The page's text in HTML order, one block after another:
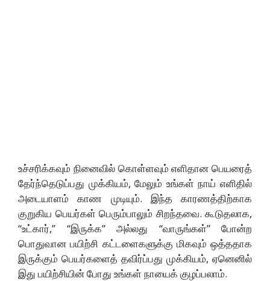
உச்சரிக்கவும் நினைவில் கொள்ளவும் எளிதான பெயரைத்
தேர்ந்தெடுப்பது முக்கியம், மேலும் உங்கள் நாய் எளிதில்
அடையாளம் காண முடியும். இந்த காரணத்திற்காக
குறுகிய பெயர்கள் பெரும்பாலும் சிறந்தவை. கூடுதலாக,
“உட்கார்,” “இருக்க” அல்லது “வாருங்கள்” போன்ற
பொதுவான பயிற்சி கட்டளைகளுக்கு மிகவும் ஒத்ததாக
இருக்கும் பெயர்களைத் தவிர்ப்பது முக்கியம், ஏனெனில்
இது பயிற்சியின் போது உங்கள் நாயைக் குழப்பலாம்.